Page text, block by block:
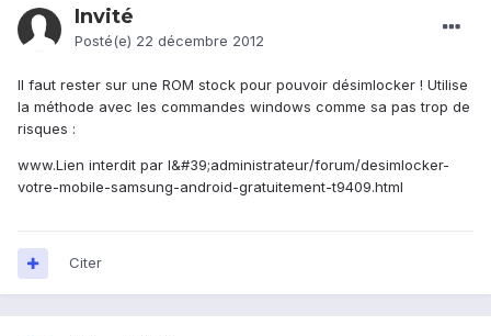
Invité
Posté(e) 22 décembre 2012
Il faut rester sur une ROM stock pour pouvoir désimlocker ! Utilise
la méthode avec les commandes windows comme sa pas trop de
risques :
www.Lien interdit par l&#39;administrateur/forum/desimlocker-
votre-mobile-samsung-android-gratuitement-t9409.html
Citer